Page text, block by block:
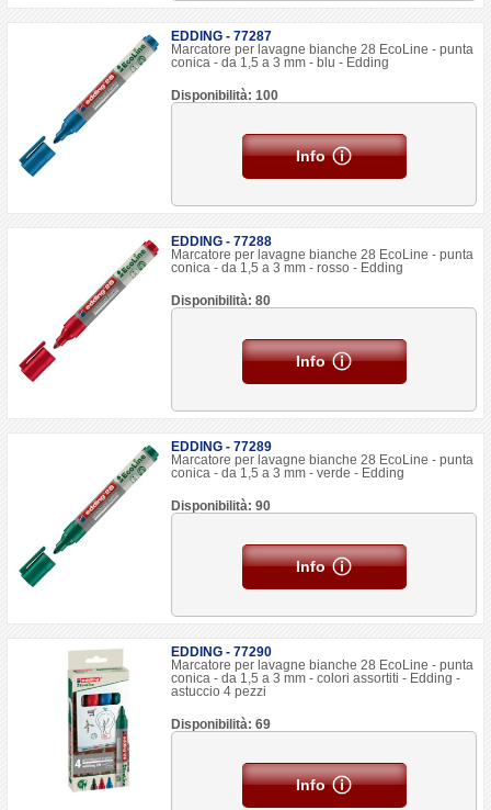
EDDING - 77287
Marcatore per lavagne bianche 28 EcoLine - punta
conica - da 1,5 a 3 mm - blu - Edding
Disponibilità: 100
Info
EDDING - 77288
Marcatore per lavagne bianche 28 EcoLine - punta
conica - da 1,5 a 3 mm - rosso - Edding
Disponibilità: 80
Info
EDDING - 77289
Marcatore per lavagne bianche 28 EcoLine - punta
conica - da 1,5 a 3 mm - verde - Edding
Disponibilità: 90
Info
EDDING - 77290
Marcatore per lavagne bianche 28 EcoLine - punta
conica - da 1,5 a 3 mm - colori assortiti - Edding -
astuccio 4 pezzi
Disponibilità: 69
Info